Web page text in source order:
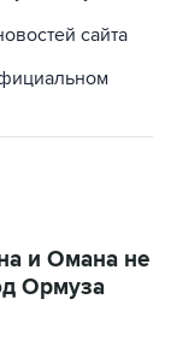
сайта
и Омана не
Ормуза